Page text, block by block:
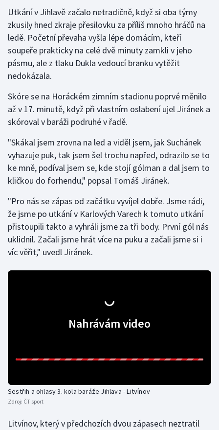
Utkání v Jihlavě začalo netradičně, když si oba týmy
zkusily hned zkraje přesilovku za příliš mnoho hráčů na
ledě. Početní převaha vyšla lépe domácím, kteří
soupeře prakticky na celé dvě minuty zamkli v jeho
pásmu, ale z tlaku Dukla vedoucí branku vytěžit
nedokázala.
Skóre se na Horáckém zimním stadionu poprvé měnilo
až v 17. minutě, když při vlastním oslabení ujel Jiránek a
skóroval v baráži podruhé v řadě.
"Skákal jsem zrovna na led a viděl jsem, jak Suchánek
vyhazuje puk, tak jsem šel trochu napřed, odrazilo se to
ke mně, podíval jsem se, kde stojí gólman a dal jsem to
kličkou do forhendu," popsal Tomáš Jiránek.
"Pro nás se zápas od začátku vyvíjel dobře. Jsme rádi,
že jsme po utkání v Karlových Varech k tomuto utkání
přistoupili takto a vyhráli jsme za tři body. První gól nás
uklidnil. Začali jsme hrát více na puku a začali jsme si i
víc věřit," uvedl Jiránek.
Nahrávám video
Sestřih a ohlasy 3. kola baráže Jihlava - Litvínov
Zdroj: ČT sport
Litvínov, který v předchozích dvou zápasech neztratil